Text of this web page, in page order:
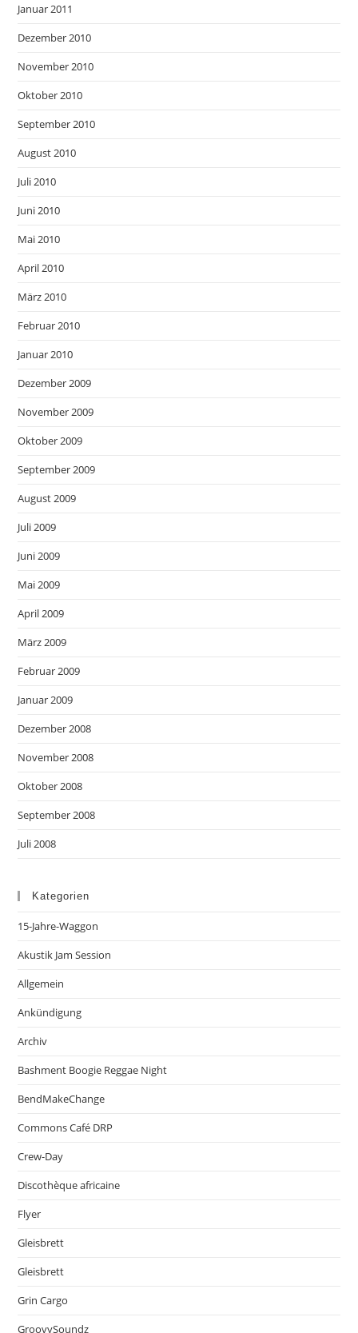
Januar 2011
Dezember 2010
November 2010
Oktober 2010
September 2010
August 2010
Juli 2010
Juni 2010
Mai 2010
April 2010
März 2010
Februar 2010
Januar 2010
Dezember 2009
November 2009
Oktober 2009
September 2009
August 2009
Juli 2009
Juni 2009
Mai 2009
April 2009
März 2009
Februar 2009
Januar 2009
Dezember 2008
November 2008
Oktober 2008
September 2008
Juli 2008
Kategorien
15-Jahre-Waggon
Akustik Jam Session
Allgemein
Ankündigung
Archiv
Bashment Boogie Reggae Night
BendMakeChange
Commons Café DRP
Crew-Day
Discothèque africaine
Flyer
Gleisbrett
Gleisbrett
Grin Cargo
GroovySoundz